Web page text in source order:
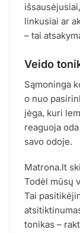
linkusiai ar
– tai
Veido
Sąmoninga
o nuo
jėga, kuri
reaguoja
savo odoje.
Matrona.lt
Todėl mūsų
Tai
tonikas –